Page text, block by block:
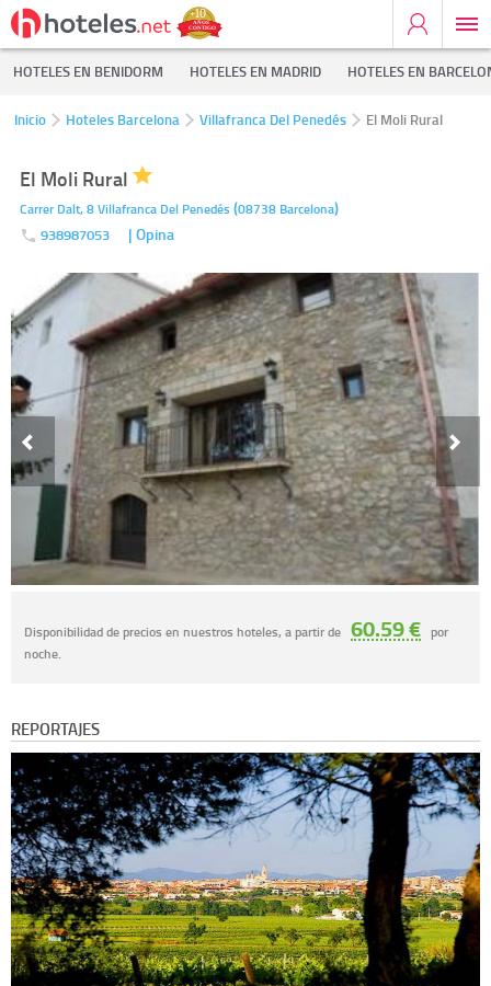
HOTELES EN BENIDORM HOTELES EN MADRID HOTELES EN
Inicio Hoteles Barcelona Villafranca Del Penedés El Moli Rural
El Moli Rural
Carrer Dalt, 8Villafranca Del Penedés (08738 Barcelona)
938987053 | Opina
Disponibilidad de precios en nuestros hoteles, a partir de 60.59 € por
noche.
REPORTAJES